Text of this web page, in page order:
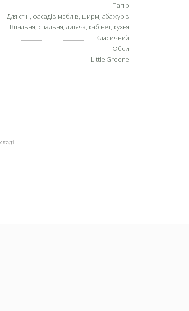
Папір
Для стін, фасадів меблів, ширм, абажурів
Вітальня, спальня, дитяча, кабінет, кухня
Класичний
Обои
Little Greene